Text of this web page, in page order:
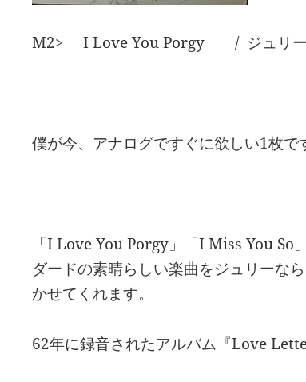
M2> I Love You Porgy / ジュリー
僕が今、アナログですぐに欲しい1枚で
「I Love You Porgy」「I Miss You
ダードの素晴らしい楽曲をジュリーな
かせてくれます。
62年に録音されたアルバム『Love